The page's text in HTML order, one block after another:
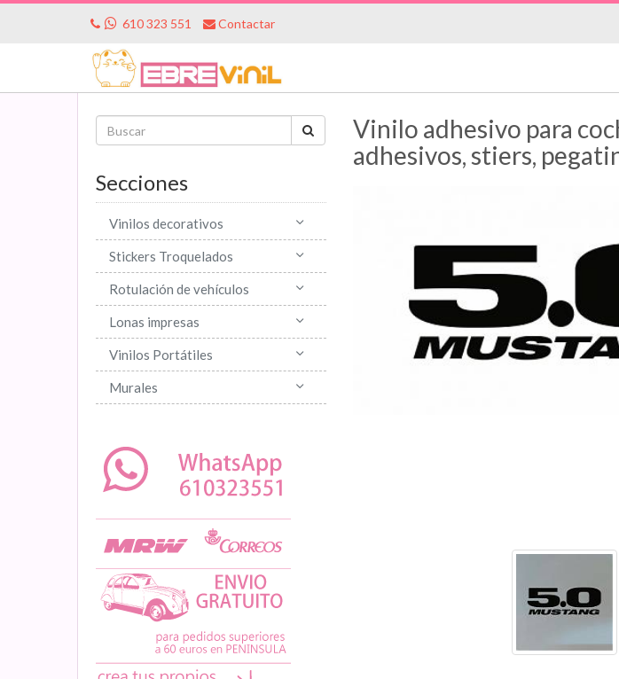
610 323 551 Contactar
Secciones
Vinilos decorativos
Stickers Troquelados
Rotulación de vehículos
Lonas impresas
Vinilos Portátiles
Murales
Vinilo adhesivo para
adhesivos, stiers,